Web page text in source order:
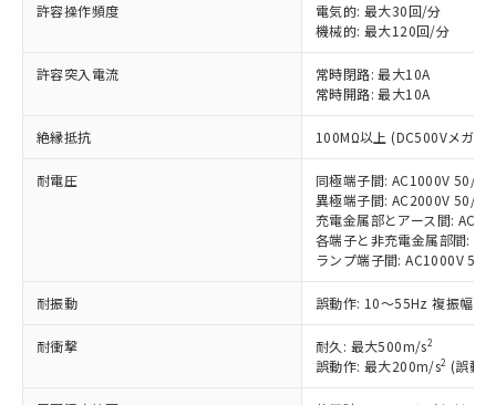
許容操作頻度
電気的: 最大30回/分
機械的: 最大120回/分
許容突入電流
常時閉路: 最大10A
常時開路: 最大10A
絶縁抵抗 100MΩ以上 (DC500Vメガ)
耐電圧
同極端子間: AC1000V 50/
異極端子間: AC2000V 50/
充電金属部とアース間:
各端子と非充電金属部間:
ランプ端子間: AC1000V
耐振動 誤動作: 10～55Hz 複振幅
耐衝撃 耐久: 最大500m/s2
誤動作: 最大200m/s2 (誤動
以下の条件をお読みいただき、同意のうえ
本サービスは、当社制御機器事業取扱
商品の当社在庫状況および標準価格
(税抜)を提供させていただくもので
当社制御機器事業取扱商品の中には、
本サービスの対象外となる商品もある
ことをご了承ください。
対応済み：EU RoHS指令（10物質）の
非含有に対応した製品が提供可能な商品で
す。
対応予定：EU RoHS指令（10物質）の非含
有に対応した製品に切り替える予定のある
商品です。
対応予定なし：EU RoHS指令（10物質）の
非含有に非対応の商品で、対応品を出す予
調査・確認中：EU RoHS指令（10物質）の
非含有の対応状況を調査中または確認中の
非該当品：ライセンス料など無形物で、有
害物質有無と関係のない商品です。
仕入先様の事情により、非含有部品として
いたものが、含有品と判明した場合などや
「○」：最大均質材料含有率が中国RoHSの
基準値以下であることを示します。
「×」：最大均質材料含有率が中国RoHSの
基準値を超えていることを示します。
「－」：未確認です。当社販売部門へお問
当社は、これら貴社製品のうち、外国
為替および外国貿易法に定める商品